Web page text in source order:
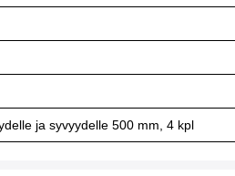
ja syvyydelle 500 mm, 4 kpl